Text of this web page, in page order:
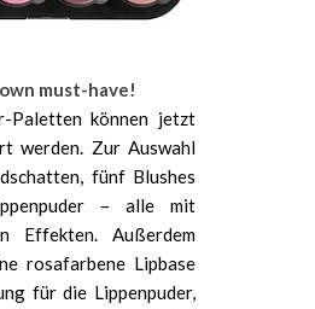
must-have!
Paletten können jetzt
werden. Zur Auswahl
fünf Blushes
– alle mit
Effekten. Außerdem
rosafarbene Lipbase
für die Lippenpuder,